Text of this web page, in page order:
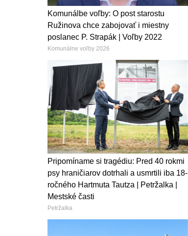
Komunálbe voľby: O post starostu
Ružinova chce zabojovať i miestny
poslanec P. Strapák | Voľby 2022
Komunálne voľby 2026
Pripomíname si tragédiu: Pred 40 rokmi
psy hraničiarov dotrhali a usmrtili iba 18-
ročného Hartmuta Tautza | Petržalka |
Mestské časti
Petržalka